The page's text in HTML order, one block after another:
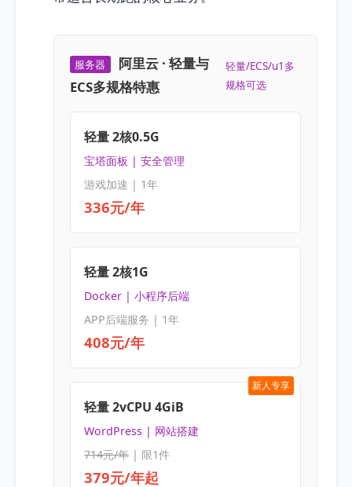
服务器
阿里云 · 轻量与
ECS多规格特惠
轻量/ECS/u1多
规格可选
轻量 2核0.5G
宝塔面板 | 安全管理
游戏加速 | 1年
336元/年
轻量 2核1G
Docker | 小程序后端
APP后端服务 | 1年
408元/年
新人专享
轻量 2vCPU 4GiB
WordPress | 网站搭建
714元/年| 限1件
379元/年起